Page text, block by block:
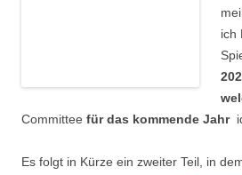
ich
Committee für das kommende Jahr
Es folgt in Kürze ein zweiter Teil, in